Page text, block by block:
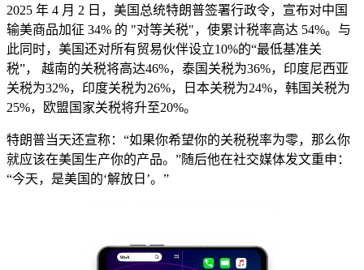
2025 年 4 月 2 日，美国总统特朗普签署行政令，宣布对中国
输美商品加征 34% 的 "对等关税"，使累计税率高达 54%。与
此同时，美国还对所有贸易伙伴设立10%的“最低基准关
税”， 越南的关税将高达46%，泰国关税为36%，印度尼西亚
关税为32%，印度关税为26%，日本关税为24%，韩国关税为
25%，欧盟国家关税将升至20%。
特朗普当天还宣称：“如果你希望你的关税税率为零，那么你
就应该在美国生产你的产品。”随后他在社交媒体发文重申：
“今天，是美国的‘解放日’。”